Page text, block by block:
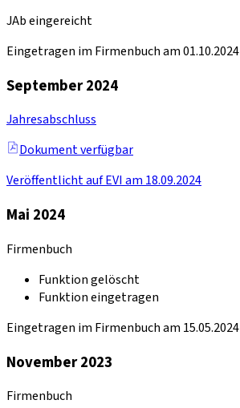
JAb eingereicht
Eingetragen im Firmenbuch am 01.10.2024
September 2024
Jahresabschluss
Dokument verfügbar
Veröffentlicht auf EVI am 18.09.2024
Mai 2024
Firmenbuch
Funktion gelöscht
Funktion eingetragen
Eingetragen im Firmenbuch am 15.05.2024
November 2023
Firmenbuch